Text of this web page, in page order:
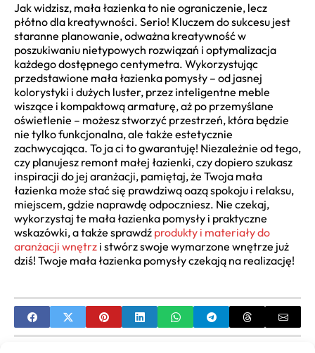
Jak widzisz, mała łazienka to nie ograniczenie, lecz
płótno dla kreatywności. Serio! Kluczem do sukcesu jest
staranne planowanie, odważna kreatywność w
poszukiwaniu nietypowych rozwiązań i optymalizacja
każdego dostępnego centymetra. Wykorzystując
przedstawione mała łazienka pomysły – od jasnej
kolorystyki i dużych luster, przez inteligentne meble
wiszące i kompaktową armaturę, aż po przemyślane
oświetlenie – możesz stworzyć przestrzeń, która będzie
nie tylko funkcjonalna, ale także estetycznie
zachwycająca. To ja ci to gwarantuję! Niezależnie od tego,
czy planujesz remont małej łazienki, czy dopiero szukasz
inspiracji do jej aranżacji, pamiętaj, że Twoja mała
łazienka może stać się prawdziwą oazą spokoju i relaksu,
miejscem, gdzie naprawdę odpoczniesz. Nie czekaj,
wykorzystaj te mała łazienka pomysły i praktyczne
wskazówki, a także sprawdź produkty i materiały do
aranżacji wnętrz i stwórz swoje wymarzone wnętrze już
dziś! Twoje mała łazienka pomysły czekają na realizację!